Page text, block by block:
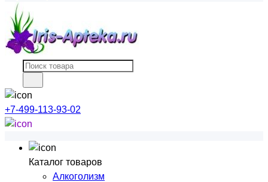
+7-499-113-93-02
Каталог товаров
Алкоголизм